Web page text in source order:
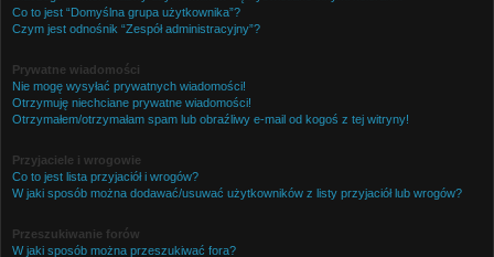
Co to jest “Domyślna grupa użytkownika”?
Czym jest odnośnik “Zespół administracyjny”?
Prywatne wiadomości
Nie mogę wysyłać prywatnych wiadomości!
Otrzymuję niechciane prywatne wiadomości!
Otrzymałem/otrzymałam spam lub obraźliwy e-mail od kogoś z tej witryny!
Przyjaciele i wrogowie
Co to jest lista przyjaciół i wrogów?
W jaki sposób można dodawać/usuwać użytkowników z listy przyjaciół lub wrogów?
Przeszukiwanie forów
W jaki sposób można przeszukiwać fora?